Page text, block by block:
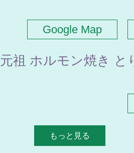
Google Map
元祖 ホルモン焼き と
もっと見る